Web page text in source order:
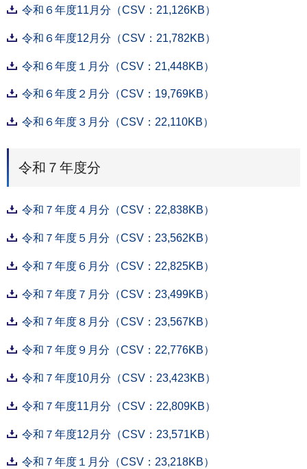
令和６年度11月分（CSV：21,126KB）
令和６年度12月分（CSV：21,782KB）
令和６年度１月分（CSV：21,448KB）
令和６年度２月分（CSV：19,769KB）
令和６年度３月分（CSV：22,110KB）
令和７年度分
令和７年度４月分（CSV：22,838KB）
令和７年度５月分（CSV：23,562KB）
令和７年度６月分（CSV：22,825KB）
令和７年度７月分（CSV：23,499KB）
令和７年度８月分（CSV：23,567KB）
令和７年度９月分（CSV：22,776KB）
令和７年度10月分（CSV：23,423KB）
令和７年度11月分（CSV：22,809KB）
令和７年度12月分（CSV：23,571KB）
令和７年度１月分（CSV：23,218KB）